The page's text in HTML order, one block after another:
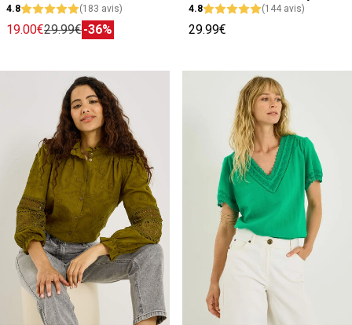
4.8 (183 avis)
19.00€29.99€-36%
4.8 (144 avis)
29.99€